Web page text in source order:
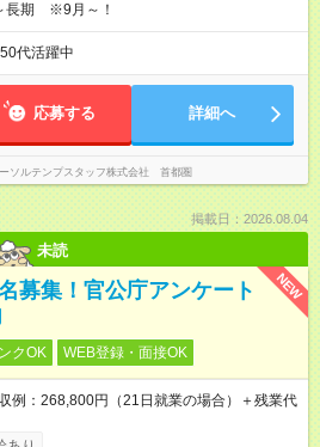
長期 ※9月～！
代活躍中
応募する 詳細へ
ソルテンプスタッフ株式会社 首都圏
掲載日：2026.08.04
未読
NEW
募集！官公庁アンケート
クOK WEB登録・面接OK
：268,800円（21日就業の場合）＋残業代